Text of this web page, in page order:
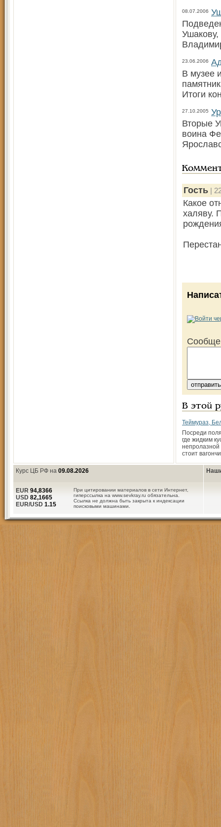
08.07.2006
23.06.2006
В музее
Итоги
27.10.2005
Вторые
воина
Гость |
Какое
халяву.
В этой
Теймураз,
Посреди
где жидким
непролазной
стоит
Курс ЦБ РФ на 09.08.2026
При цитировании материалов в сети Интернет,
гиперссылка на www.sevkray.ru обязательна.
Ссылка не должна быть закрыта к индексации
поисковыми машинами.
EUR 94,8366
USD 82,1665
EUR/USD 1.15